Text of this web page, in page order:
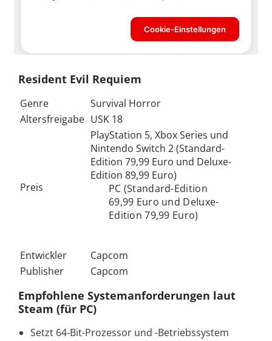
Resident Evil Requiem
Genre
Survival Horror
Altersfreigabe USK 18
Preis
PlayStation 5, Xbox Series und
Nintendo Switch 2 (Standard-
Edition 79,99 Euro und Deluxe-
Edition 89,99 Euro)
PC (Standard-Edition
69,99 Euro und Deluxe-
Edition 79,99 Euro)
Entwickler
Capcom
Publisher
Capcom
Empfohlene Systemanforderungen laut
Steam (für PC)
Setzt 64-Bit-Prozessor und -Betriebssystem